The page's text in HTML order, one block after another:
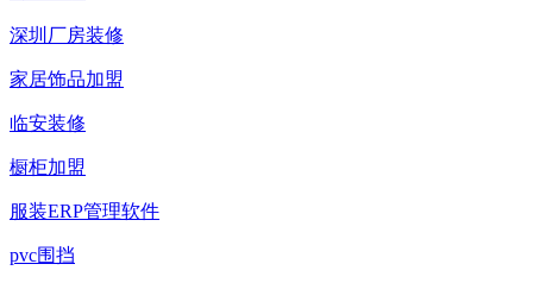
深圳厂房装修
家居饰品加盟
临安装修
橱柜加盟
服装ERP管理软件
pvc围挡